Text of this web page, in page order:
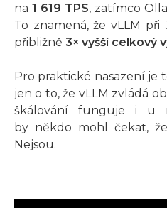
na 1 619 TPS, zatímco
To znamená, že vLLM
přibližně 3× vyšší celkový
Pro praktické nasazení je
jen o to, že vLLM zvládá
škálování funguje i u
by někdo mohl čekat,
Nejsou.